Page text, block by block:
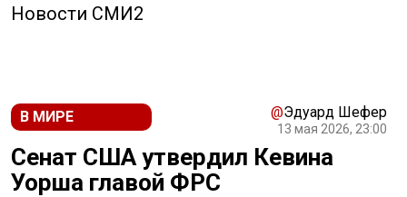
Новости СМИ2
В МИРЕ @Эдуард Шефер
13 мая 2026, 23:00
Сенат США утвердил Кевина
Уорша главой ФРС